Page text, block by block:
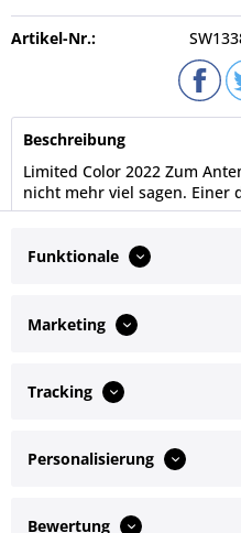
Artikel-Nr.:
Beschreibung
Limited Color 2022 Zum
nicht mehr viel sagen. Einer
Bewertungen
0
Ähnliche Artikel
Kunden kauften auch
Service Hotline
Shop Service
Funktionale
Marketing
Tracking
Personalisierung
Bewertung